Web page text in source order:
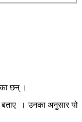
छन् ।
बताए । उनका अनुसार यो